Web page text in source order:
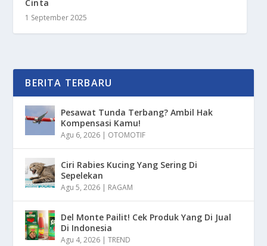
Cinta
1 September 2025
BERITA TERBARU
Pesawat Tunda Terbang? Ambil Hak
Kompensasi Kamu!
Agu 6, 2026 | OTOMOTIF
Ciri Rabies Kucing Yang Sering Di
Sepelekan
Agu 5, 2026 | RAGAM
Del Monte Pailit! Cek Produk Yang Di Jual
Di Indonesia
Agu 4, 2026 |TREND